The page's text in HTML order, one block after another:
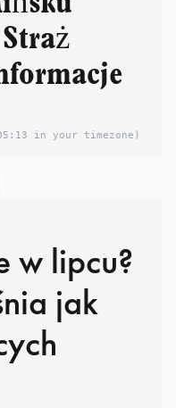
in your timezone)
w lipcu?
jak